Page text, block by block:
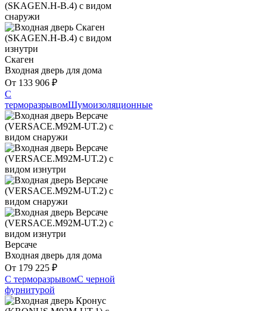
Скаген
Входная дверь для дома
От 133 906 ₽
С
терморазрывомШумоизоляционные
Версаче
Входная дверь для дома
От 179 225 ₽
С терморазрывомС черной
фурнитурой